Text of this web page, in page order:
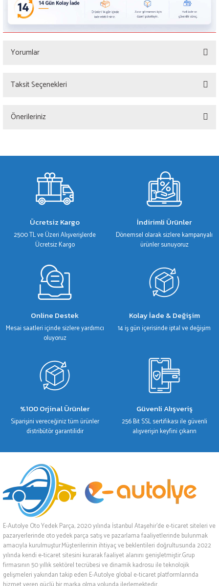
Yorumlar
Taksit Seçenekleri
Önerileriniz
gördüğünüz noktaları öneri formunu kullanarak tarafımıza iletebilirsiniz.
Ürün resmi kalitesiz, bozuk veya görüntülenemiyor.
Ürün açıklamasında eksik bilgiler bulunuyor.
Ürün fiyatı diğer sitelerden daha pahalı.
Bu ürüne benzer farklı alternatifler olmalı.
Ücretsiz Kargo
2500 TL ve Üzeri Alışverişlerde
Ücretsiz Kargo
İndirimli Ürünler
Dönemsel olarak sizlere kampanyalı
ürünler sunuyoruz
Online Destek
Mesai saatleri içinde sizlere yardımcı
oluyoruz
Kolay İade & Değişim
14 iş gün içerisinde iptal ve değişim
%100 Orjinal Ürünler
Siparişini vereceğiniz tüm ürünler
distribütör garantilidir
Güvenli Alışveriş
256 Bit SSL sertifikası ile güvenli
alışverişin keyfini çıkarın
E-Autolye Oto Yedek Parça, 2020 yılında İstanbul Ataşehir’de e-ticaret siteleri ve
pazaryerlerinde oto yedek parça satış ve pazarlama faaliyetlerinde bulunmak
amacıyla kurulmuştur.Müşterilerinin ihtiyaç ve beklentileri doğrultusunda 2022
yılında kendi e-ticaret sitesini kurarak faaliyet alanını genişletmiştir.Grup
firmasının 50 yıllık sektörel tecrübesi ve dinamik kadrosu ile teknolojik
gelişmeleri yakından takip eden E-Autolye global e-ticaret platformlarında